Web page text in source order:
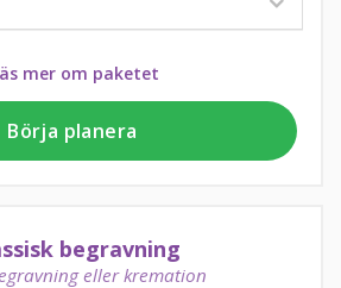
mer om paketet
Börja planera
begravning
eller kremation